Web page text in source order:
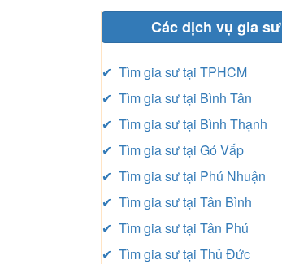
Các dịch vụ gia sư
✔ Tìm gia sư tại TPHCM
✔ Tìm gia sư tại Bình Tân
✔ Tìm gia sư tại Bình Thạnh
✔ Tìm gia sư tại Gó Vấp
✔ Tìm gia sư tại Phú Nhuận
✔ Tìm gia sư tại Tân Bình
✔ Tìm gia sư tại Tân Phú
✔ Tìm gia sư tại Thủ Đức